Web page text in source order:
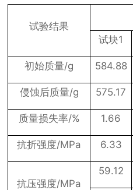
试验结果
试块1
初始质量/g 584.88
侵蚀后质量/g 575.17
质量损失率/% 1.66
抗折强度/MPa 6.33
抗压强度/MPa
59.12